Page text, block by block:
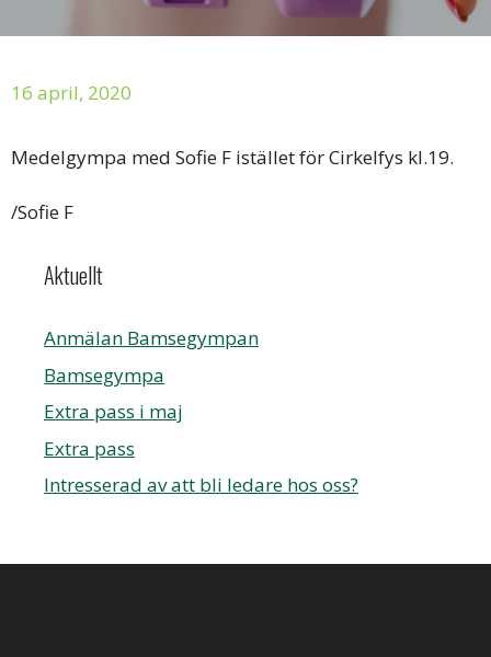
16 april, 2020
Medelgympa med Sofie F istället för Cirkelfys kl.19.
/Sofie F
Aktuellt
Anmälan Bamsegympan
Bamsegympa
Extra pass i maj
Extra pass
Intresserad av att bli ledare hos oss?